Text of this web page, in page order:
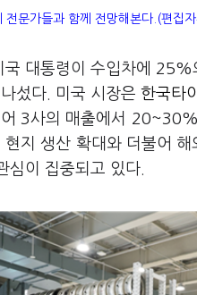
문가들과 함께 전망해본다.(편집
대통령이 수입차에
섰다. 미국 시장은 한국타
3사의 매출에서
지 생산 확대와 더불어
심이 집중되고 있다.